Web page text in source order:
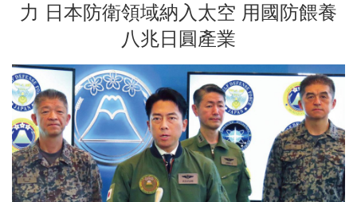
力 日本防衛領域納入太空 用國防餵養
八兆日圓產業